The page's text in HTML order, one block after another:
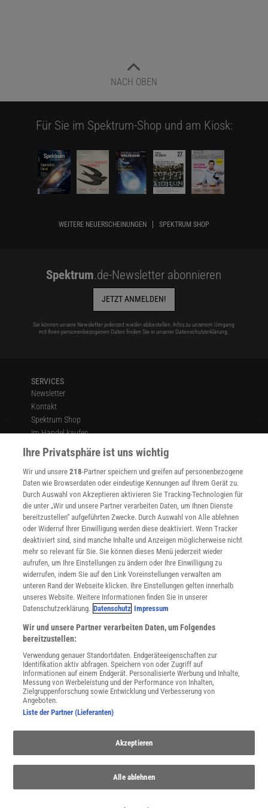
NACH OBEN
Für Sie im Spektrum-Shop und am Kiosk:
WEITERE NEUERSCHEINUNGEN SPEKTRUM SHOP
Spektrum.de-Newsletter abonnieren
JETZT ANMELDEN!
Sie können unsere Newsletter jederzeit wieder abbestellen. Infos zu unserem Umgang
mit Ihren personenbezogenen Daten finden Sie in unserer Datenschutzerklärung.
SERVICES
Newsletter
Kontakt
Spektrum Shop
Im Handel kaufen
Presse
Verträge kündigen
Widerruf
INFO
Mediadaten
Datenschutz
Nutzungsbedingungen
Cookie-Einstellungen
Utiq verwalten
Nutzungsbasierte Onlinewerbung
Alle Artikel
Impressum
Angebote für Schulen
Angebote für Institutionen
Sprachen lernen mit Gymglish
Lexika
Für Spektrum schreiben
Zugänglichkeitserklärung
WEBSEITEN
KielSCN
Wissenschaft in die Schulen
SciLogs
Ihre Privatsphäre ist uns wichtig
Wir und unsere218-Partner speichern und greifen auf personenbezogene
Daten wie Browserdaten oder eindeutige Kennungen auf Ihrem Gerät zu.
Durch Auswahl von Akzeptieren aktivieren Sie Tracking-Technologien für
die unter „Wir und unsere Partner verarbeiten Daten, um Ihnen Dienste
bereitzustellen“ aufgeführten Zwecke. Durch Auswahl von Alle ablehnen
oder Widerruf Ihrer Einwilligung werden diese deaktiviert. Wenn Tracker
deaktiviert sind, sind manche Inhalte und Anzeigen möglicherweise nicht
mehr so relevant für Sie. Sie können dieses Menü jederzeit wieder
aufrufen, um Ihre Einstellungen zu ändern oder Ihre Einwilligung zu
widerrufen, indem Sie auf den Link Voreinstellungen verwalten am
unteren Rand der Webseite klicken. Ihre Einstellungen gelten innerhalb
unseres Website. Weitere Informationen finden Sie in unserer
Datenschutzerklärung. Datenschutz Impressum
Wir und unsere Partner verarbeiten Daten, um Folgendes
bereitzustellen:
Verwendung genauer Standortdaten. Endgeräteeigenschaften zur
Identifikation aktiv abfragen. Speichern von oder Zugriff auf
Informationen auf einem Endgerät. Personalisierte Werbung und Inhalte,
Messung von Werbeleistung und der Performance von Inhalten,
Zielgruppenforschung sowie Entwicklung und Verbesserung von
Angeboten.
Liste der Partner (Lieferanten)
Akzeptieren
Alle ablehnen